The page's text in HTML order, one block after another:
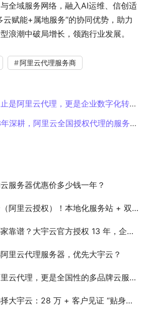
全域服务网络，融入AI运维、信创适
云赋能+属地服务”的协同优势，助力
浪潮中破局增长，领跑行业发展。
阿里云代理服务商
是阿里云代理，更是企业数字化转型伙伴
深耕，阿里云全国授权代理的服务密码
服务器优惠价多少钱一年？
授权）！本地化服务站 + 双重售后，业务不中断
大宇云官方授权 13 年，企业上云省钱合规更高效
里云代理服务器，优先大宇云？
理，更是全国性的多品牌云服务整合中心
宇云：28 万 + 客户见证 “贴身价值”